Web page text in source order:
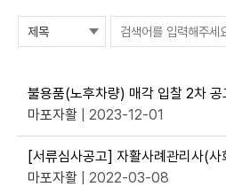
불용품(노후차량) 매각 입찰 2차 공
마포자활 | 2023-12-01
마포자활 | 2022-03-08